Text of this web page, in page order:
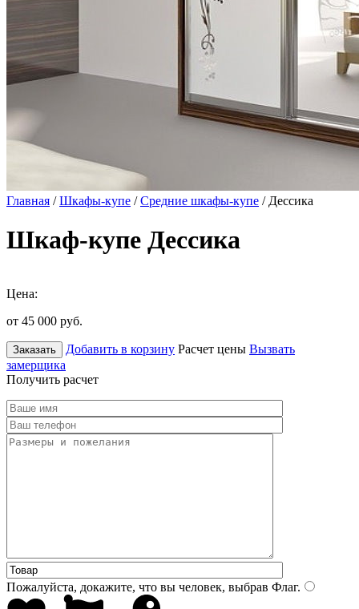
Главная /Шкафы-купе /Средние шкафы-купе / Дессика
Шкаф-купе Дессика
Цена:
от 45 000 руб.
Заказать Добавить в корзину Расчет цены Вызвать
замерщика
Получить расчет
Пожалуйста, докажите, что вы человек, выбрав Флаг.